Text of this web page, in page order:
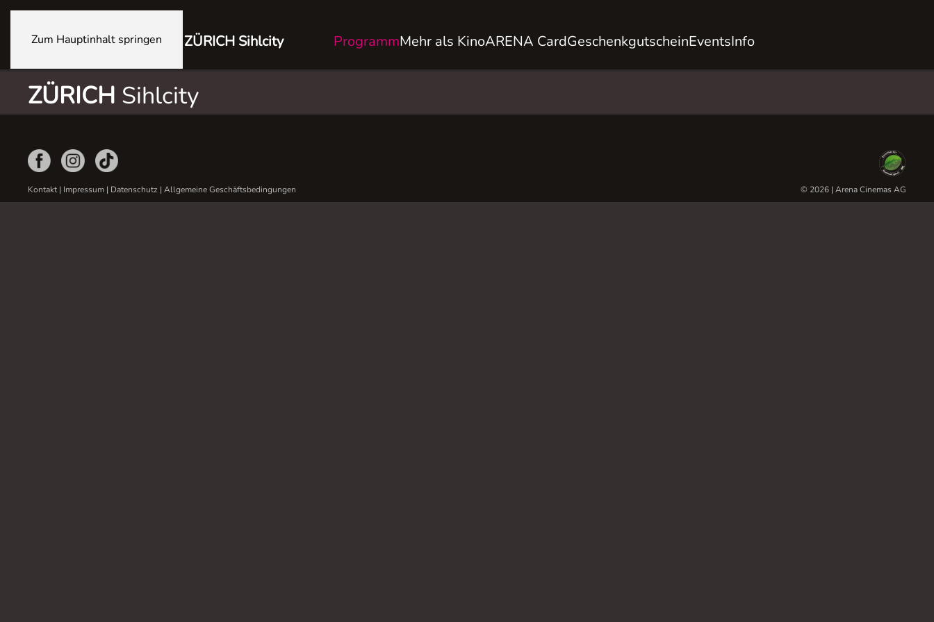
Zum Hauptinhalt springen ZÜRICH Sihlcity ProgrammMehr als KinoARENA CardGeschenkgutscheinEventsInfo
ZÜRICH Sihlcity
Kontakt| Impressum | Datenschutz | Allgemeine Geschäftsbedingungen © 2026 | Arena Cinemas AG